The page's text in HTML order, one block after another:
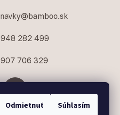
Odmietnuť Súhlasím
@bamboo.sk
282 499
706 329